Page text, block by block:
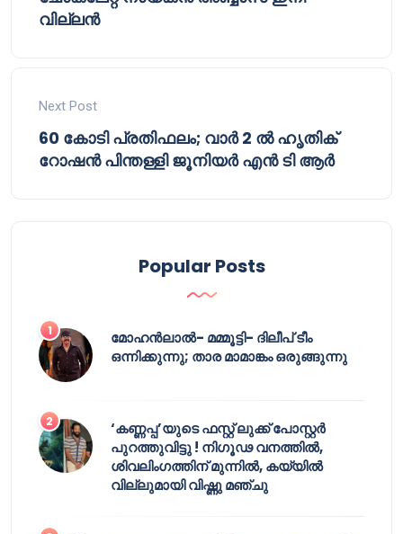
വില്ലൻ
Next Post
60 കോടി പ്രതിഫലം; വാർ 2 ൽ ഹൃതിക്
റോഷൻ പിന്തള്ളി ജൂനിയർ എൻ ടി ആർ
Popular Posts
മോഹൻലാൽ- മമ്മൂട്ടി- ദിലീപ് ടീം
ഒന്നിക്കുന്നു; താര മാമാങ്കം ഒരുങ്ങുന്നു
‘കണ്ണപ്പ’യുടെ ഫസ്റ്റ് ലുക്ക് പോസ്റ്റർ
പുറത്തുവിട്ടു ! നിഗൂഢ വനത്തിൽ,
ശിവലിംഗത്തിന് മുന്നിൽ, കയ്യിൽ
വില്ലുമായി വിഷ്ണു മഞ്ചു